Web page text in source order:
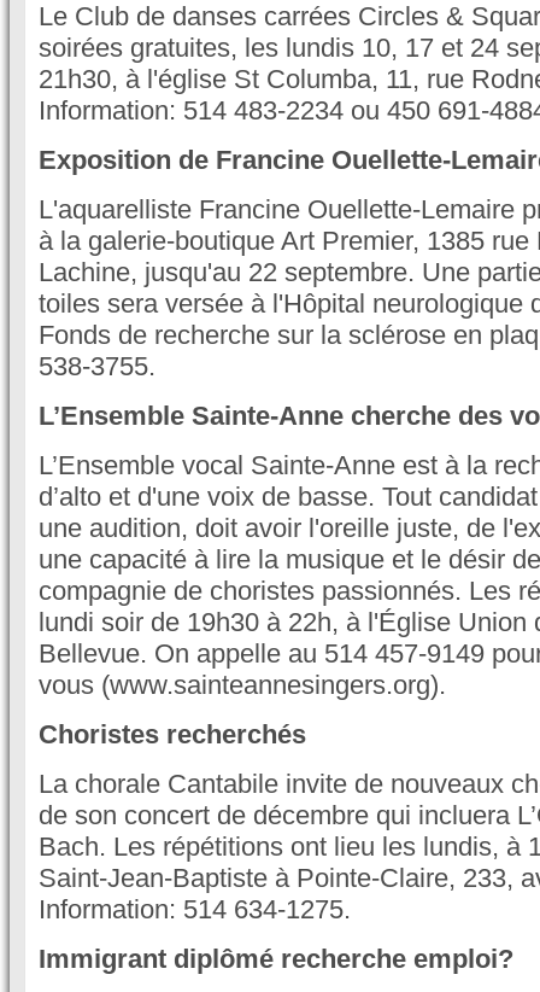
Le Club de danses carrées Circles &
soirées gratuites, les lundis 10, 17 et 24
21h30, à l'église St Columba, 11, rue
Information: 514 483-2234 ou 450 691-
Exposition de Francine Ouellette-
L'aquarelliste Francine Ouellette-Lemaire
à la galerie-boutique Art Premier, 1385 rue
Lachine, jusqu'au 22 septembre. Une
toiles sera versée à l'Hôpital neurologique
Fonds de recherche sur la sclérose en
538-3755.
L’Ensemble Sainte-Anne cherche des
L’Ensemble vocal Sainte-Anne est à la
d’alto et d'une voix de basse. Tout
une audition, doit avoir l'oreille juste, de
une capacité à lire la musique et le désir
compagnie de choristes passionnés. Les
lundi soir de 19h30 à 22h, à l'Église Union
Bellevue. On appelle au 514 457-9149
vous (www.sainteannesingers.org).
Choristes recherchés
La chorale Cantabile invite de nouveaux
de son concert de décembre qui incluera
Bach. Les répétitions ont lieu les lundis, à
Saint-Jean-Baptiste à Pointe-Claire, 233,
Information: 514 634-1275.
Immigrant diplômé recherche emploi?